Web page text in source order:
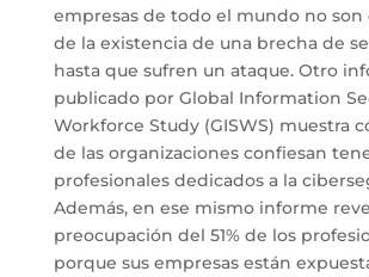
empresas de todo el mundo no son
de la existencia de una brecha de
hasta que sufren un ataque. Otro
publicado por Global Information
Workforce Study (GISWS) muestra
de las organizaciones confiesan
profesionales dedicados a la
Además, en ese mismo informe
preocupación del 51% de los
porque sus empresas están